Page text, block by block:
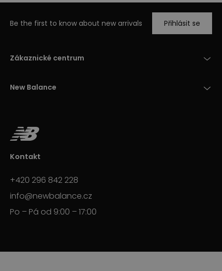
Be the first to know about new arrivals Přihlásit se
Zákaznické centrum
New Balance
Kontakt
+420 296 842 228
info@newbalance.cz
Po – Pá od 9:00 – 17:00